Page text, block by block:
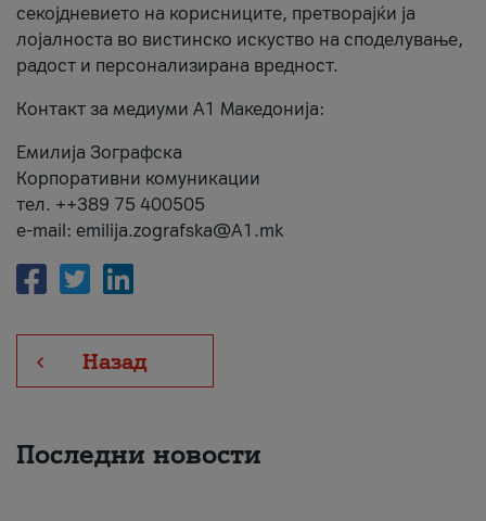
секојдневието на корисниците, претворајќи ја
лојалноста во вистинско искуство на споделување,
радост и персонализирана вредност.
Контакт за медиуми А1 Македонија:
Емилија Зографска
Корпоративни комуникации
тел. ++389 75 400505
e-mail: emilija.zografska@A1.mk
Назад
Последни новости